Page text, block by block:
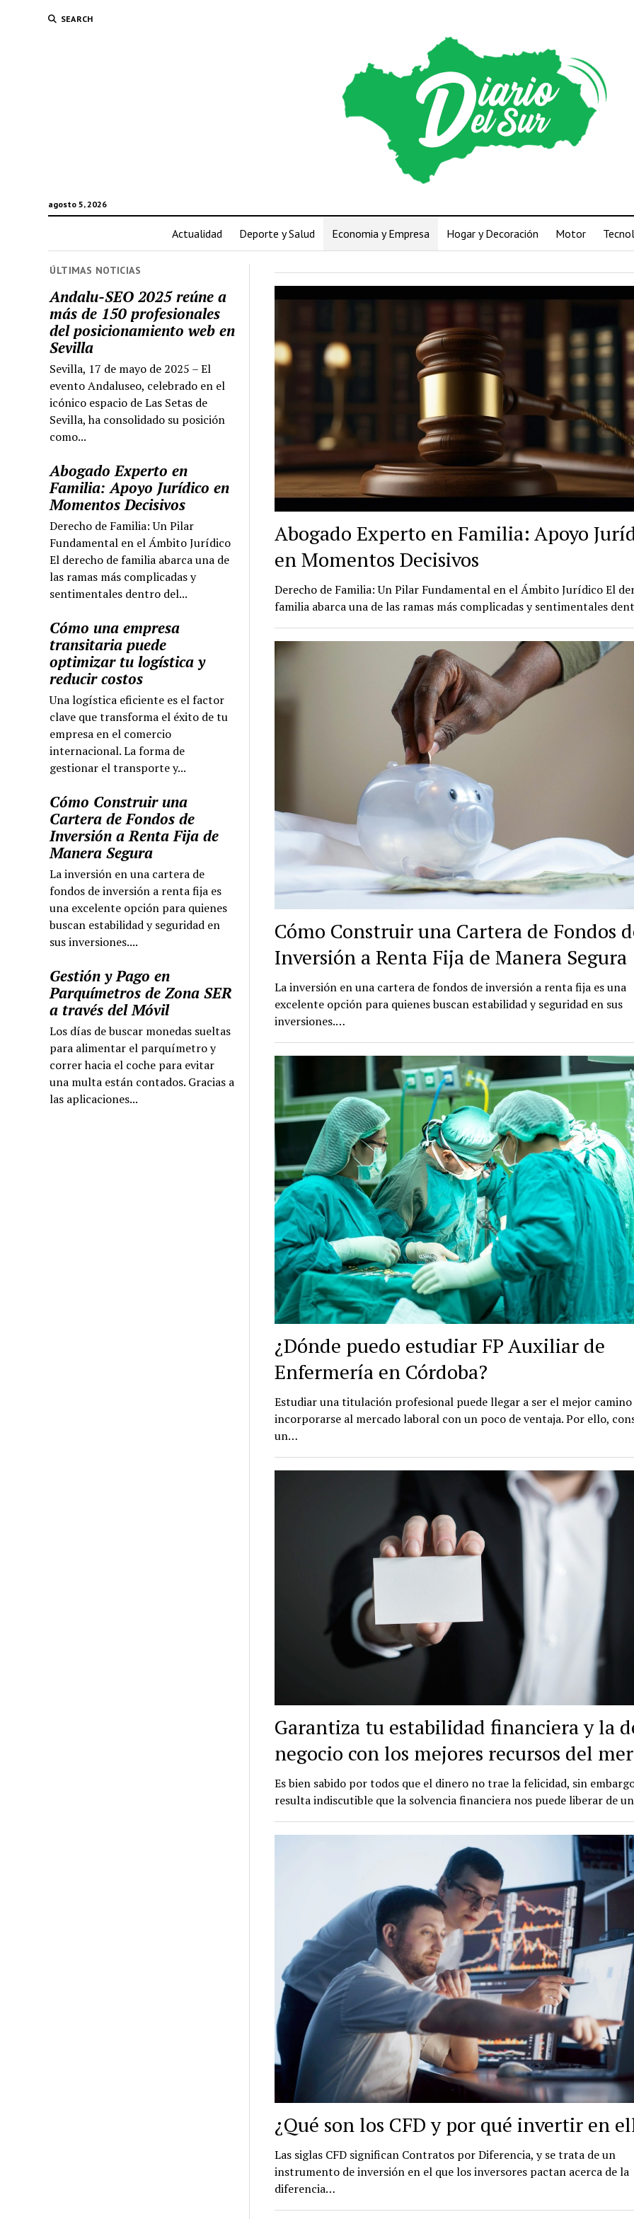
SEARCH
agosto 5, 2026
Actualidad Deporte y Salud Economia y Empresa Hogar y Decoración Motor
ÚLTIMAS NOTICIAS
Andalu-SEO 2025 reúne a
más de 150 profesionales
del posicionamiento web en
Sevilla
Sevilla, 17 de mayo de 2025 – El
evento Andaluseo, celebrado en el
icónico espacio de Las Setas de
Sevilla, ha consolidado su posición
como...
Abogado Experto en
Familia: Apoyo Jurídico en
Momentos Decisivos
Derecho de Familia: Un Pilar
Fundamental en el Ámbito Jurídico
El derecho de familia abarca una de
las ramas más complicadas y
sentimentales dentro del...
Cómo una empresa
transitaria puede
optimizar tu logística y
reducir costos
Una logística eficiente es el factor
clave que transforma el éxito de tu
empresa en el comercio
internacional. La forma de
gestionar el transporte y...
Cómo Construir una
Cartera de Fondos de
Inversión a Renta Fija de
Manera Segura
La inversión en una cartera de
fondos de inversión a renta fija es
una excelente opción para quienes
buscan estabilidad y seguridad en
sus inversiones....
Gestión y Pago en
Parquímetros de Zona SER
a través del Móvil
Los días de buscar monedas sueltas
para alimentar el parquímetro y
correr hacia el coche para evitar
una multa están contados. Gracias a
las aplicaciones...
Abogado Experto en Familia: Apoyo
en Momentos Decisivos
Derecho de Familia: Un Pilar Fundamental en el Ámbito Jurídico El
familia abarca una de las ramas más complicadas y sentimentales
Cómo Construir una Cartera de Fondos
Inversión a Renta Fija de Manera Segura
La inversión en una cartera de fondos de inversión a renta fija es una
excelente opción para quienes buscan estabilidad y seguridad en sus
inversiones.…
¿Dónde puedo estudiar FP Auxiliar de
Enfermería en Córdoba?
Estudiar una titulación profesional puede llegar a ser el mejor
incorporarse al mercado laboral con un poco de ventaja. Por ello,
un…
Garantiza tu estabilidad financiera y la
negocio con los mejores recursos del
Es bien sabido por todos que el dinero no trae la felicidad, sin
resulta indiscutible que la solvencia financiera nos puede liberar de
¿Qué son los CFD y por qué invertir en
Las siglas CFD significan Contratos por Diferencia, y se trata de un
instrumento de inversión en el que los inversores pactan acerca de la
diferencia…